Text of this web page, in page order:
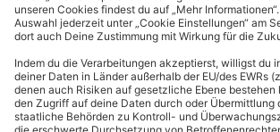
ALDI Nord folgen